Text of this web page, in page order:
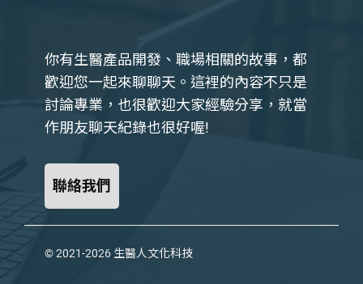
你有生醫產品開發、職場相關的故事，都
歡迎您一起來聊聊天。這裡的內容不只是
討論專業，也很歡迎大家經驗分享，就當
作朋友聊天紀錄也很好喔!
聯絡我們
© 2021-2026 生醫人文化科技